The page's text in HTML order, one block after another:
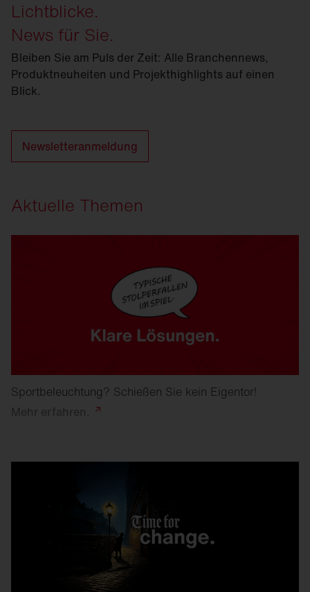
Lichtblicke.
News für Sie.
Bleiben Sie am Puls der Zeit: Alle Branchennews,
Produktneuheiten und Projekthighlights auf einen
Blick.
Newsletteranmeldung
Aktuelle Themen
Sportbeleuchtung? Schießen Sie kein Eigentor!
Mehr erfahren.